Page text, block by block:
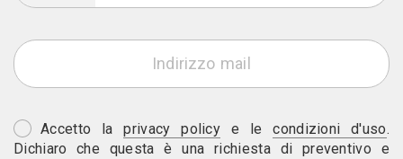
Accetto laprivacy policy e lecondizioni d'uso.
Dichiaro che questa è una richiesta di preventivo e